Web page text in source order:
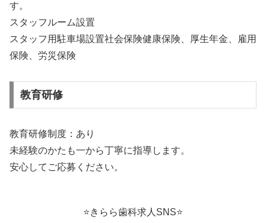
す。
スタッフルーム設置
スタッフ用駐車場設置社会保険健康保険、厚生年金、雇用
保険、労災保険
教育研修
教育研修制度：あり
未経験のかたも一から丁寧に指導します。
安心してご応募ください。
⭐️きらら歯科求人SNS⭐️